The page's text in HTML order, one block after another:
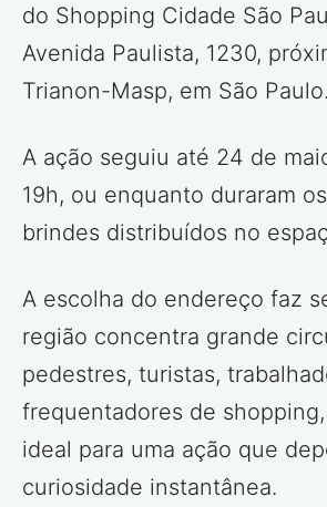
do Shopping Cidade São
Avenida Paulista, 1230,
Trianon-Masp, em São Paulo.
A ação seguiu até 24 de
19h, ou enquanto duraram
brindes distribuídos no
A escolha do endereço faz
região concentra grande
pedestres, turistas,
frequentadores de
ideal para uma ação que
curiosidade instantânea.